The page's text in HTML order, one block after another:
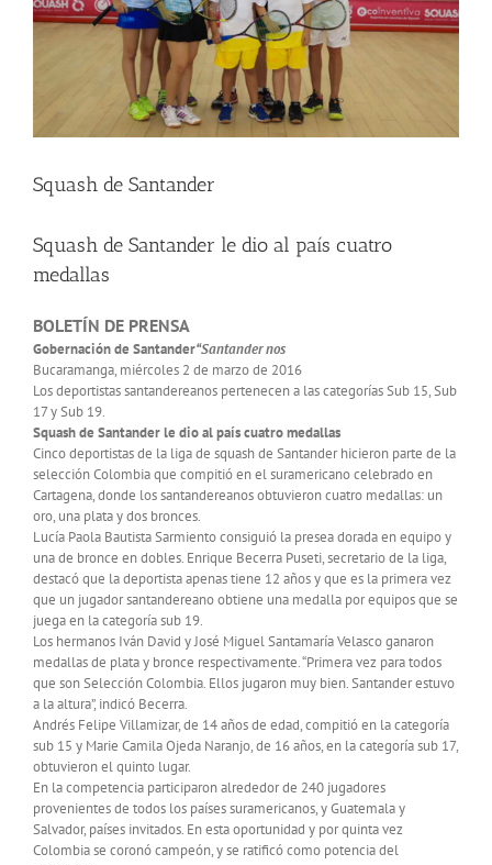
Squash de Santander
Squash de Santander le dio al país cuatro
medallas
BOLETÍN DE PRENSA
Gobernación de Santander“Santander nos
Bucaramanga, miércoles 2 de marzo de 2016
Los deportistas santandereanos pertenecen a las categorías Sub 15, Sub
17 y Sub 19.
Squash de Santander le dio al país cuatro medallas
Cinco deportistas de la liga de squash de Santander hicieron parte de la
selección Colombia que compitió en el suramericano celebrado en
Cartagena, donde los santandereanos obtuvieron cuatro medallas: un
oro, una plata y dos bronces.
Lucía Paola Bautista Sarmiento consiguió la presea dorada en equipo y
una de bronce en dobles. Enrique Becerra Puseti, secretario de la liga,
destacó que la deportista apenas tiene 12 años y que es la primera vez
que un jugador santandereano obtiene una medalla por equipos que se
juega en la categoría sub 19.
Los hermanos Iván David y José Miguel Santamaría Velasco ganaron
medallas de plata y bronce respectivamente. “Primera vez para todos
que son Selección Colombia. Ellos jugaron muy bien. Santander estuvo
a la altura”, indicó Becerra.
Andrés Felipe Villamizar, de 14 años de edad, compitió en la categoría
sub 15 y Marie Camila Ojeda Naranjo, de 16 años, en la categoría sub 17,
obtuvieron el quinto lugar.
En la competencia participaron alrededor de 240 jugadores
provenientes de todos los países suramericanos, y Guatemala y
Salvador, países invitados. En esta oportunidad y por quinta vez
Colombia se coronó campeón, y se ratificó como potencia del